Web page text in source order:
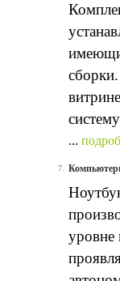
сборки.
...
7.
уровне